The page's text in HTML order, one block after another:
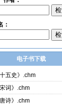
电子书下载
十五史》.chm
宋词》.chm
唐诗》.chm